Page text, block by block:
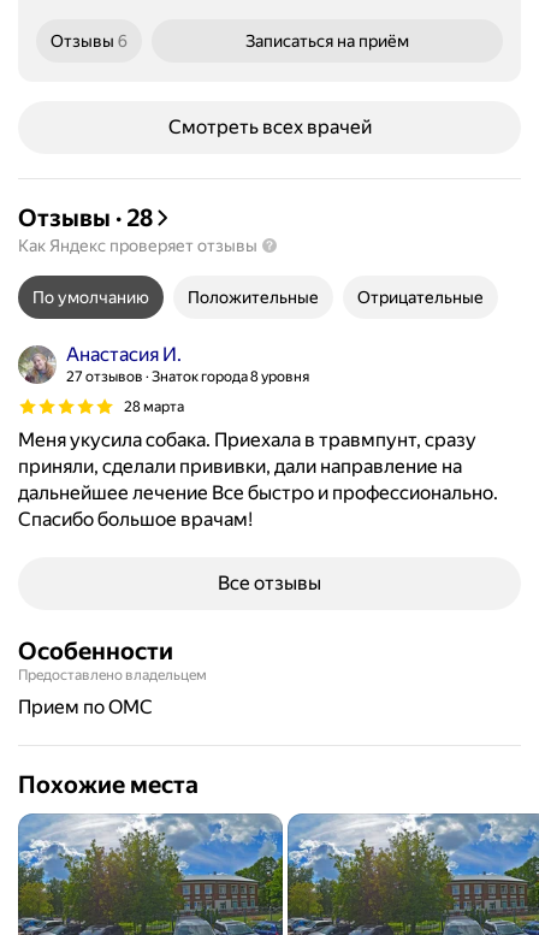
Отзывы 6 Записаться на приём
Смотреть всех врачей
Отзывы · 28
Как Яндекс проверяет отзывы
По умолчанию Положительные Отрицательные
Анастасия И.
27 отзывов Знаток города 8 уровня
28 марта
Меня укусила собака. Приехала в травмпунт, сразу
приняли, сделали прививки, дали направление на
дальнейшее лечение Все быстро и профессионально.
Спасибо большое врачам!
Все отзывы
Особенности
Предоставлено владельцем
прием по ОМС
Похожие места